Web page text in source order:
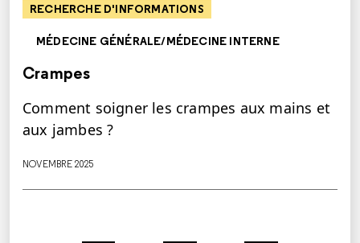
RECHERCHE D'INFORMATIONS
MÉDECINE GÉNÉRALE/MÉDECINE INTERNE
Crampes
Comment soigner les crampes aux mains et
aux jambes ?
NOVEMBRE 2025